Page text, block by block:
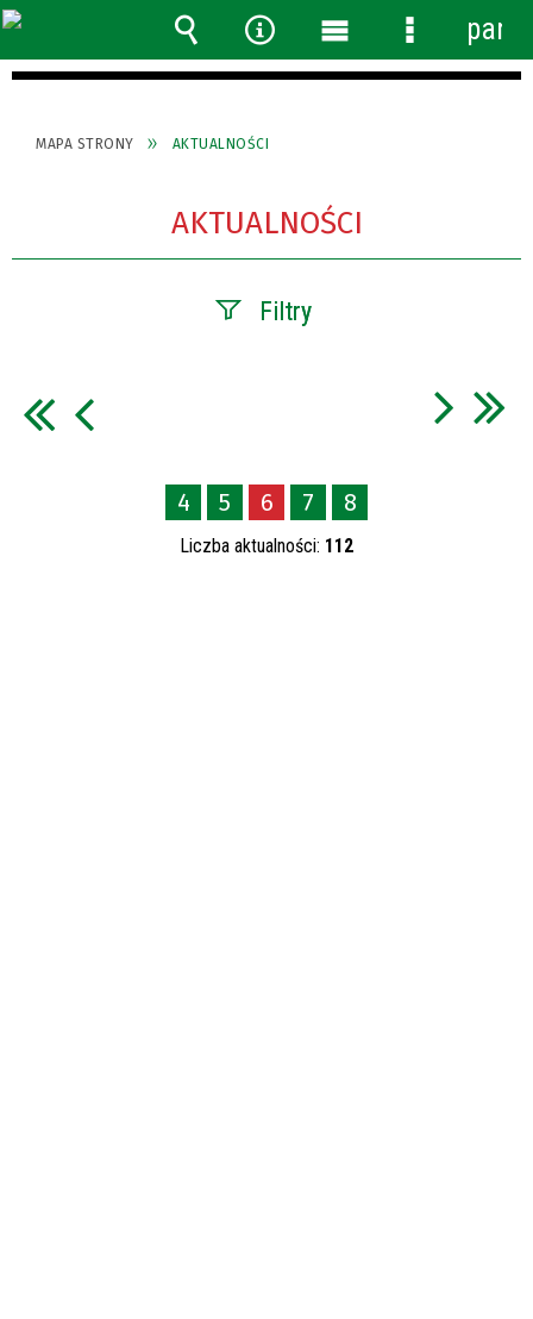
MAPA STRONY AKTUALNOŚCI
AKTUALNOŚCI
Filtry
—
4 5 6 7 8
Liczba aktualności: 112
Wyszukiwarka
Narzędzia
Menu Menu
panel